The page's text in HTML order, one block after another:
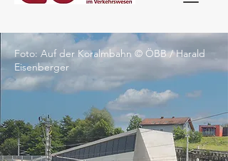
Foto: Auf der Koralmbahn © ÖBB / Harald
Eisenberger